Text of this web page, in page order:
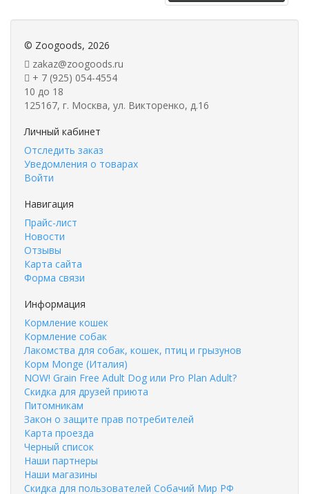
© Zoogoods, 2026
zakaz@zoogoods.ru
+ 7 (925) 054-4554
10 до 18
125167, г. Москва, ул. Викторенко, д.16
Личный кабинет
Отследить заказ
Уведомления о товарах
Войти
Навигация
Прайс-лист
Новости
Отзывы
Карта сайта
Форма связи
Информация
Кормление кошек
Кормление собак
Лакомства для собак, кошек, птиц и грызунов
Корм Monge (Италия)
NOW! Grain Free Adult Dog или Pro Plan Adult?
Скидка для друзей приюта
Питомникам
Закон о защите прав потребителей
Карта проезда
Черный список
Наши партнеры
Наши магазины
Скидка для пользователей Собачий Мир РФ